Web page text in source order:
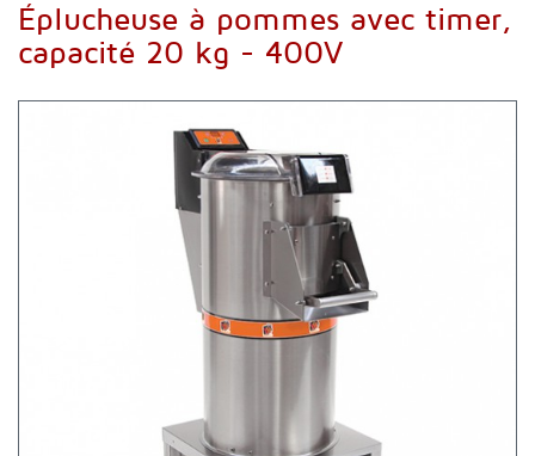
Éplucheuse à pommes avec timer,
capacité 20 kg - 400V